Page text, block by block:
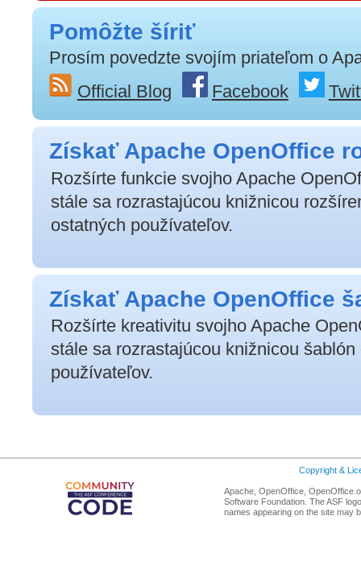
Pomôžte šíriť
Prosím povedzte svojím priateľom o
Official Blog
Facebook
Získať Apache OpenOffice
Rozšírte funkcie svojho Apache
stále sa rozrastajúcou knižnicou
ostatných používateľov.
Získať Apache OpenOffice
Rozšírte kreativitu svojho Apache
stále sa rozrastajúcou knižnicou šablón
používateľov.
Copyright &
Apache, OpenOffice,
Software Foundation. The ASF
names appearing on the site may